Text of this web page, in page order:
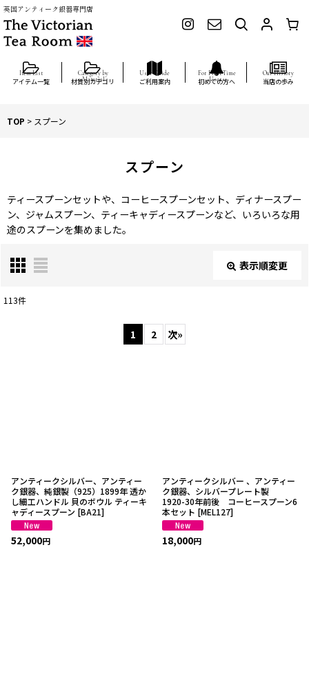
英国アンティーク銀器専門店
アイテム一覧 材質別カテゴリ ご利用案内 初めての方へ 当店の歩み
TOP > スプーン
スプーン
ティースプーンセットや、コーヒースプーンセット、ディナースプー
ン、ジャムスプーン、ティーキャディースプーンなど、いろいろな用
途のスプーンを集めました。
表示順変更
閉じる
113件
1 2 次»
アンティークシルバー、アンティー
ク銀器、純銀製（925）1899年 透か
し細工ハンドル 貝のボウル ティーキ
ャディースプーン [BA21]
52,000円
アンティークシルバー 、アンティー
ク銀器、シルバープレート製
1920-30年前後 コーヒースプーン6
本セット [MEL127]
18,000円